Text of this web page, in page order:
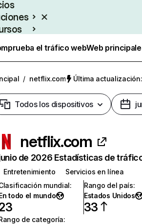
el tráfico webWeb
/ netflix.com Última
Todos los dispositivos
netflix.com
de 2026 Estadísticas de
Entretenimiento
Servicios en línea
mundial:
todo el mundo
Rango del país:
Estados Unidos
33
de categoría: